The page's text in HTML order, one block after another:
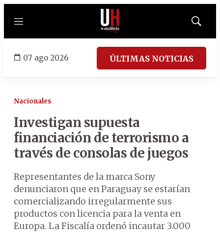
Menú
Mostrar
07 ago 2026 ÚLTIMAS NOTICIAS
Nacionales
Investigan supuesta
financiación de terrorismo a
través de consolas de juegos
Representantes de la marca Sony
denunciaron que en Paraguay se estarían
comercializando irregularmente sus
productos con licencia para la venta en
Europa. La Fiscalía ordenó incautar 3.000